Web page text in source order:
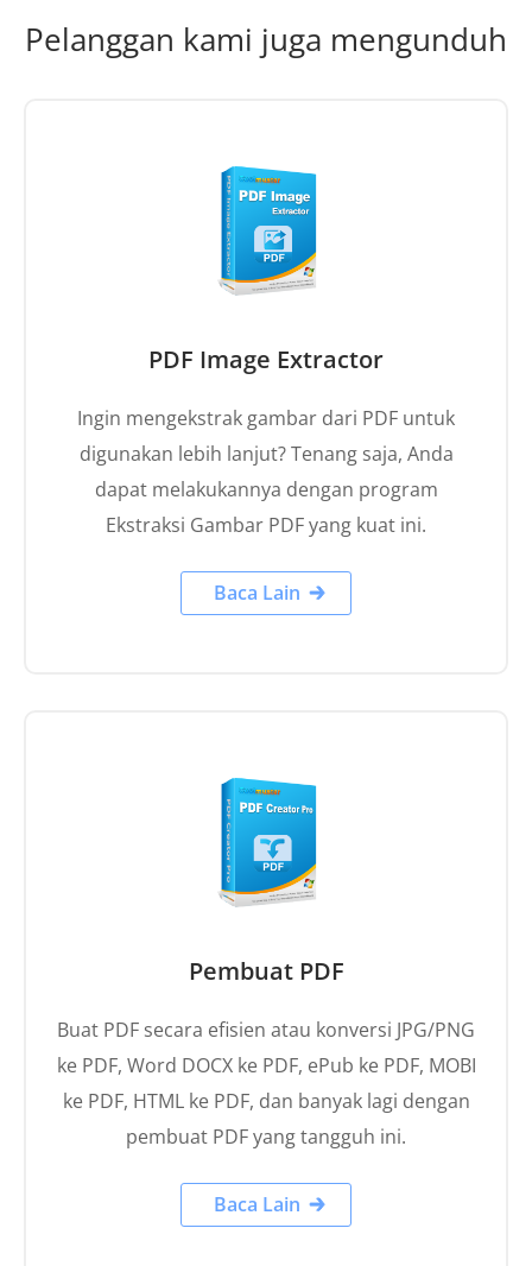
Pelanggan kami juga mengunduh
PDF Image Extractor
Ingin mengekstrak gambar dari PDF untuk
digunakan lebih lanjut? Tenang saja, Anda
dapat melakukannya dengan program
Ekstraksi Gambar PDF yang kuat ini.
Baca Lain
Pembuat PDF
Buat PDF secara efisien atau konversi JPG/PNG
ke PDF, Word DOCX ke PDF, ePub ke PDF, MOBI
ke PDF, HTML ke PDF, dan banyak lagi dengan
pembuat PDF yang tangguh ini.
Baca Lain